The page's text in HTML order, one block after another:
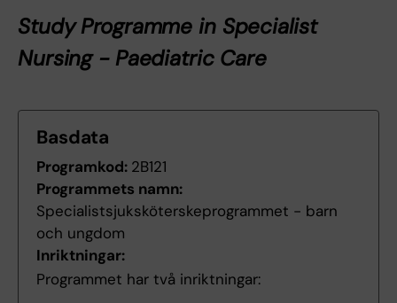
Study Programme in Specialist
Nursing - Paediatric Care
Basdata
Programkod: 2B121
Programmets namn:
Specialistsjuksköterskeprogrammet - barn
och ungdom
Inriktningar:
Programmet har två inriktningar: